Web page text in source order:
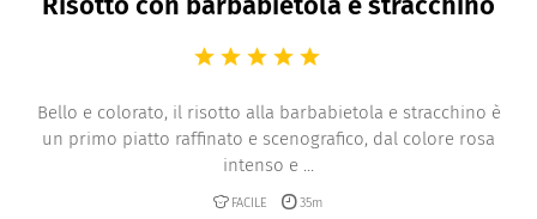
Bello e colorato, il risotto alla barbabietola e stracchino è
un primo piatto raffinato e scenografico, dal colore rosa
intenso e ...
FACILE 35m